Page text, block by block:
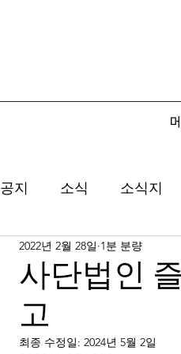
공지 소식 소식지
사단법인
고
2022년 2월 28일 1분 분량
최종 수정일: 2024년 5월 2일